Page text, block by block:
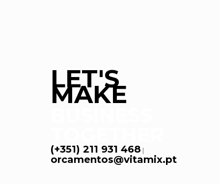
LET'S
MAKE
(+351) 211 931 468 |
orcamentos@vitamix.pt